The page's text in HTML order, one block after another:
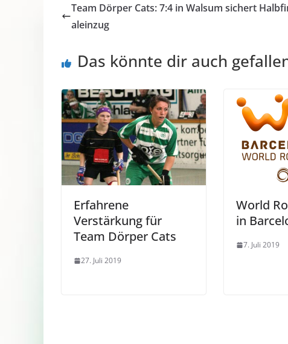
Team Dörper Cats: 7:4 in Walsum sichert
aleinzug
Das könnte dir auch
Erfahrene
Verstärkung für
Team Dörper Cats
27. Juli 2019
World
in
7. Juli 2019